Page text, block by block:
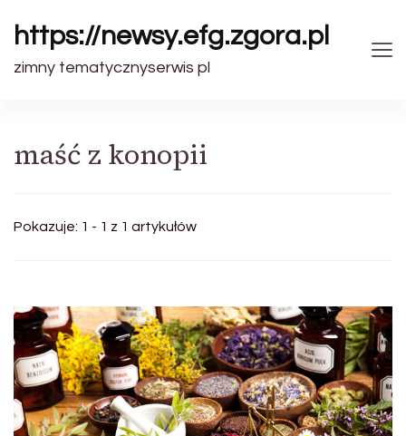
https://newsy.efg.zgora.pl
zimny tematycznyserwis pl
maść z konopii
Pokazuje: 1 - 1 z 1 artykułów